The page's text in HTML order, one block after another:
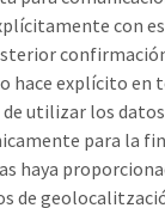
con
hace explícito en
utilizar los
para la
haya
de